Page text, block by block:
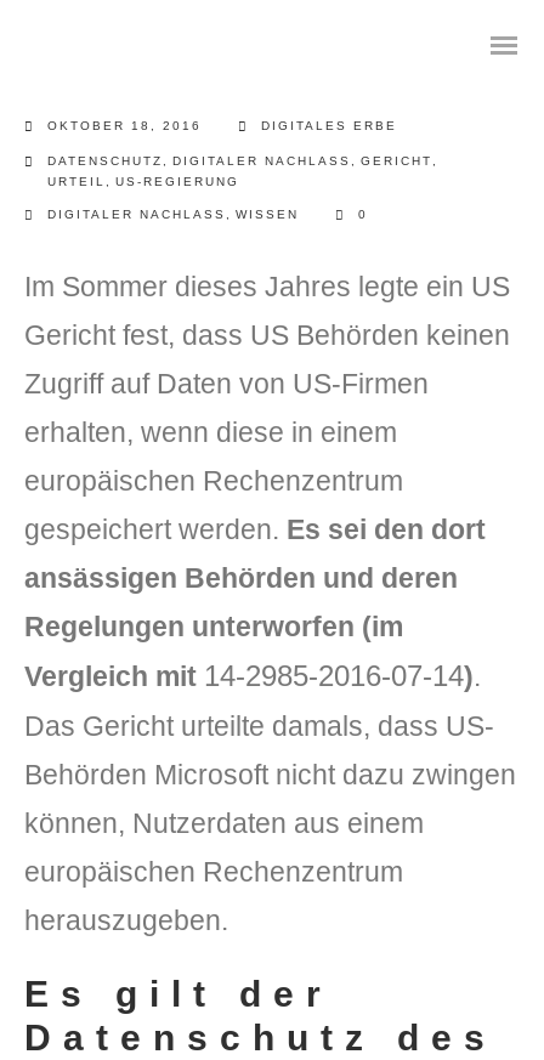
Das digitale Testament
Digitale Vorsorge
Geräteanalyse und Datensicherung
Internetsuche
DLH Stick Bedienungsanleitung
Versionsinformationen
OKTOBER 18, 2016 DIGITALES ERBE
DATENSCHUTZ DIGITALER NACHLASS GERICHT
URTEIL
US-REGIERUNG
DIGITALER NACHLASS WISSEN 0
Im Sommer dieses Jahres legte ein US
Gericht fest, dass US Behörden keinen
Zugriff auf Daten von US-Firmen
erhalten, wenn diese in einem
europäischen Rechenzentrum
gespeichert werden. Es sei den dort
ansässigen Behörden und deren
Regelungen unterworfen (im
Vergleich mit 14-2985-2016-07-14).
Das Gericht urteilte damals, dass US-
Behörden Microsoft nicht dazu zwingen
können, Nutzerdaten aus einem
europäischen Rechenzentrum
herauszugeben.
Es gilt der
Datenschutz des